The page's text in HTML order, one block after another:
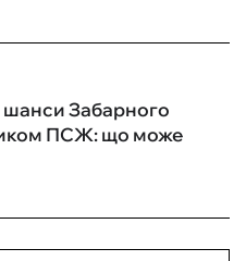
шанси Забарного
ПСЖ: що може